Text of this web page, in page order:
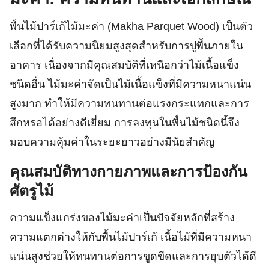
พื้นไม้ปาร์เก้ไม้มะค่า (Makha Parquet Wood) เป็นตัว
เลือกที่ได้รับความนิยมสูงสุดสำหรับการปูพื้นภายใน
อาคาร เนื่องจากมีคุณสมบัติที่เหนือกว่าไม้เนื้อแข็ง
ชนิดอื่น ไม้มะค่าจัดเป็นไม้เนื้อแข็งที่มีความหนาแน่น
สูงมาก ทำให้มีความทนทานต่อแรงกระแทกและการ
สึกหรอได้อย่างดีเยี่ยม การลงทุนในพื้นไม้ชนิดนี้จึง
มอบความคุ้มค่าในระยะยาวอย่างมีนัยสำคัญ
คุณสมบัติทางกายภาพและการป้องกัน
ศัตรูไม้
ความแข็งแกร่งของไม้มะค่าเป็นปัจจัยหลักที่สร้าง
ความแตกต่างให้กับพื้นไม้ปาร์เก้ เนื้อไม้ที่มีความหนา
แน่นสูงช่วยให้ทนทานต่อการขูดขีดและการยุบตัวได้ดี